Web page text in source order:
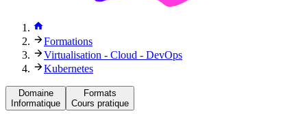
Formations
Virtualisation - Cloud - DevOps
Kubernetes
Domaine
Informatique
Formats
Cours pratique